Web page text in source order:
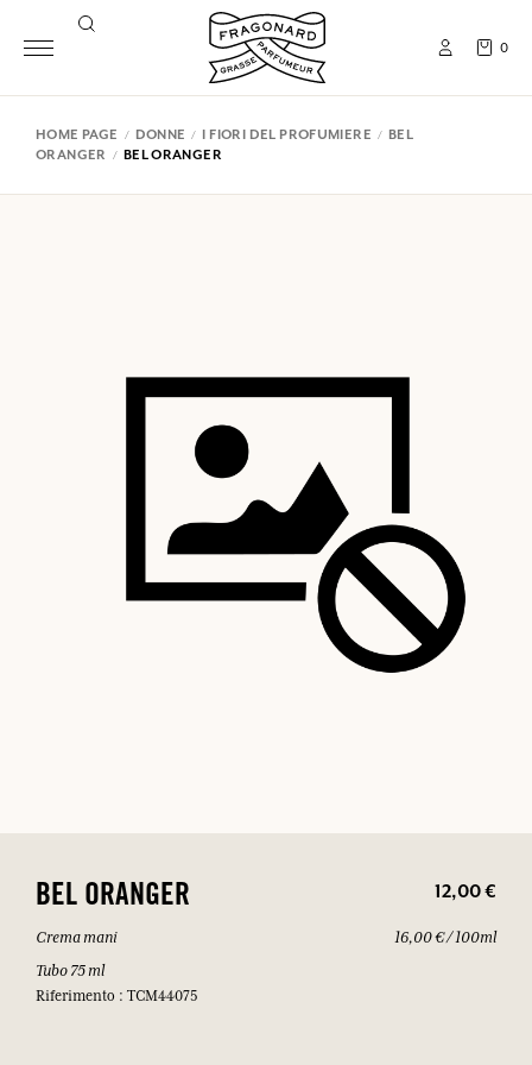
0
HOME PAGE DONNE I FIORI DEL PROFUMIERE
BEL
ORANGER
BEL ORANGER
BEL ORANGER 12,00 €
Crema mani
Tubo 75 ml
Riferimento : TCM44075
16,00 € / 100ml